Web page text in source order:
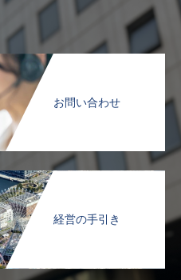
お問い合わせ
経営の手引き